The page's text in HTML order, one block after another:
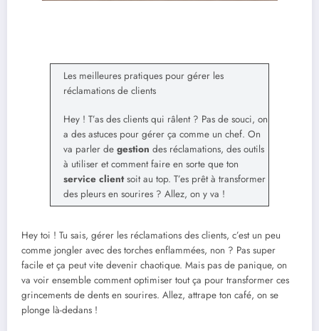
Les meilleures pratiques pour gérer les
réclamations de clients
Hey ! T’as des clients qui râlent ? Pas de souci, on
a des astuces pour gérer ça comme un chef. On
va parler de gestion des réclamations, des outils
à utiliser et comment faire en sorte que ton
service clientsoit au top. T’es prêt à transformer
des pleurs en sourires ? Allez, on y va !
Hey toi ! Tu sais, gérer les réclamations des clients, c’est un peu
comme jongler avec des torches enflammées, non ? Pas super
facile et ça peut vite devenir chaotique. Mais pas de panique, on
va voir ensemble comment optimiser tout ça pour transformer ces
grincements de dents en sourires. Allez, attrape ton café, on se
plonge là-dedans !